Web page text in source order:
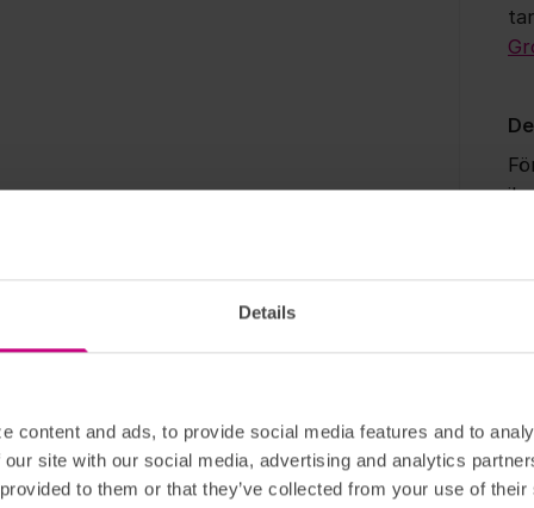
Details
content and ads, to provide social media features and to
site with our social media, advertising and analytics
to them or that they’ve collected from your use of